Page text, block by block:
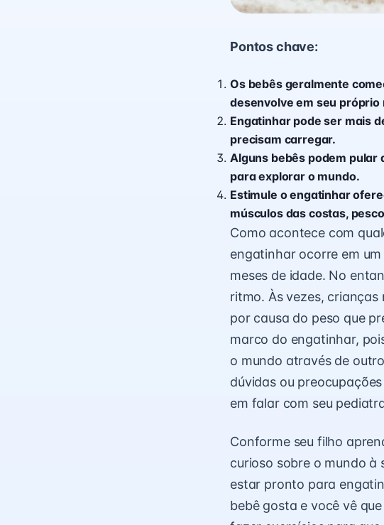
Pontos chave:
Os bebês geralmente
desenvolve em seu próprio
Engatinhar pode ser mais
precisam carregar.
Alguns bebês podem
para explorar o mundo.
Estimule o engatinhar
músculos das costas,
Como acontece com
engatinhar ocorre em
meses de idade. No
ritmo. Às vezes,
por causa do peso que
marco do engatinhar,
o mundo através de
dúvidas ou
em falar com seu
Conforme seu filho
curioso sobre o mundo à
estar pronto para
bebê gosta e você vê